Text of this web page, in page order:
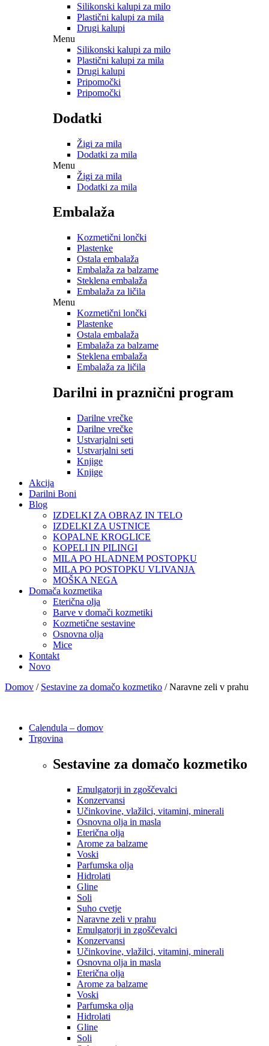
Silikonski kalupi za milo
Plastični kalupi za mila
Drugi kalupi
Menu
Silikonski kalupi za milo
Plastični kalupi za mila
Drugi kalupi
Pripomočki
Pripomočki
Dodatki
Žigi za mila
Dodatki za mila
Menu
Žigi za mila
Dodatki za mila
Embalaža
Kozmetični lončki
Plastenke
Ostala embalaža
Embalaža za balzame
Steklena embalaža
Embalaža za ličila
Menu
Kozmetični lončki
Plastenke
Ostala embalaža
Embalaža za balzame
Steklena embalaža
Embalaža za ličila
Darilni in praznični program
Darilne vrečke
Darilne vrečke
Ustvarjalni seti
Ustvarjalni seti
Knjige
Knjige
Akcija
Darilni Boni
Blog
IZDELKI ZA OBRAZ IN TELO
IZDELKI ZA USTNICE
KOPALNE KROGLICE
KOPELI IN PILINGI
MILA PO HLADNEM POSTOPKU
MILA PO POSTOPKU VLIVANJA
MOŠKA NEGA
Domača kozmetika
Eterična olja
Barve v domači kozmetiki
Kozmetične sestavine
Osnovna olja
Mice
Kontakt
Novo
Domov / Sestavine za domačo kozmetiko / Naravne zeli v prahu
Calendula – domov
Trgovina
Sestavine za domačo kozmetiko
Emulgatorji in zgoščevalci
Konzervansi
Učinkovine, vlažilci, vitamini, minerali
Osnovna olja in masla
Eterična olja
Arome za balzame
Voski
Parfumska olja
Hidrolati
Gline
Soli
Suho cvetje
Naravne zeli v prahu
Emulgatorji in zgoščevalci
Konzervansi
Učinkovine, vlažilci, vitamini, minerali
Osnovna olja in masla
Eterična olja
Arome za balzame
Voski
Parfumska olja
Hidrolati
Gline
Soli